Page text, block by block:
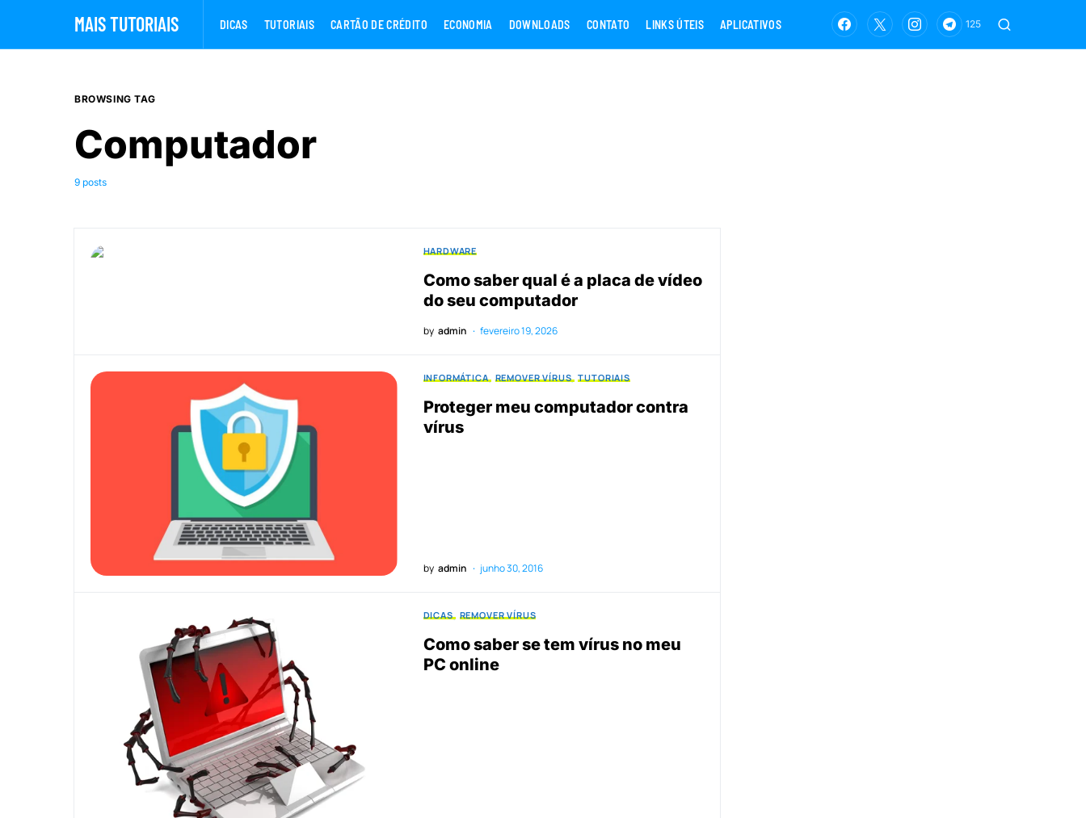
MAIS TUTORIAIS DICAS TUTORIAIS CARTÃO DE CRÉDITO ECONOMIA DOWNLOADS CONTATO LINKS ÚTEIS APLICATIVOS 125
BROWSING TAG
Computador
9 posts
HARDWARE
Como saber qual é a placa de vídeo
do seu computador
by admin fevereiro 19, 2026
INFORMÁTICA REMOVER VÍRUS TUTORIAIS
Proteger meu computador contra
vírus
by admin junho 30, 2016
DICAS REMOVER VÍRUS
Como saber se tem vírus no meu
PC online